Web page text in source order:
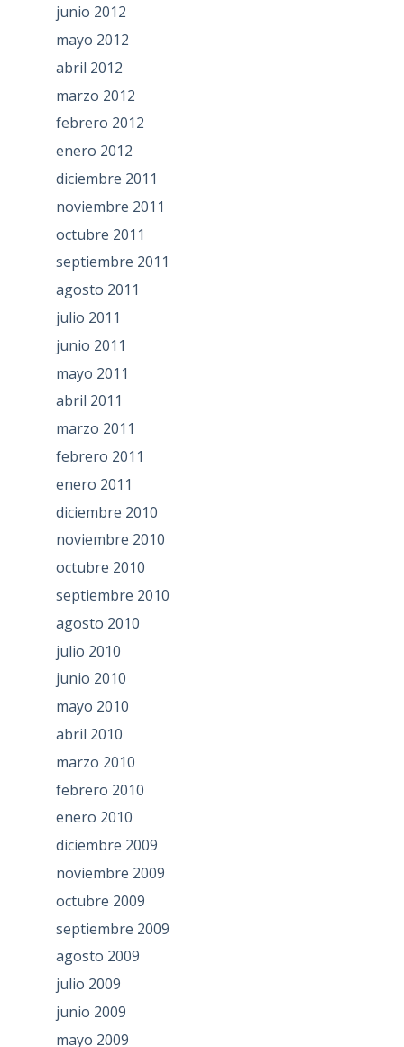
junio 2012
mayo 2012
abril 2012
marzo 2012
febrero 2012
enero 2012
diciembre 2011
noviembre 2011
octubre 2011
septiembre 2011
agosto 2011
julio 2011
junio 2011
mayo 2011
abril 2011
marzo 2011
febrero 2011
enero 2011
diciembre 2010
noviembre 2010
octubre 2010
septiembre 2010
agosto 2010
julio 2010
junio 2010
mayo 2010
abril 2010
marzo 2010
febrero 2010
enero 2010
diciembre 2009
noviembre 2009
octubre 2009
septiembre 2009
agosto 2009
julio 2009
junio 2009
mayo 2009